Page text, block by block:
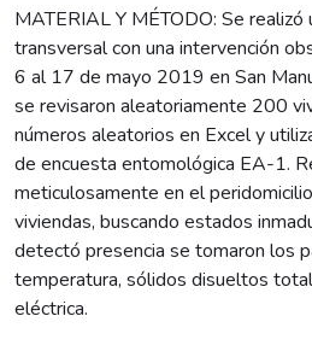
MATERIAL Y MÉTODO: Se
transversal con una intervención
6 al 17 de mayo 2019 en San
se revisaron aleatoriamente 200
números aleatorios en Excel y
de encuesta entomológica EA-1.
meticulosamente en el
viviendas, buscando estados
detectó presencia se tomaron los
temperatura, sólidos disueltos
eléctrica.